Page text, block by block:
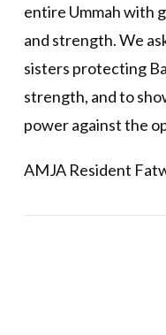
entire Ummah with
and strength. We
sisters protecting
strength, and to
power against the
AMJA Resident